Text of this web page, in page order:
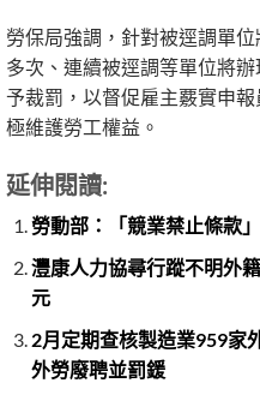
勞保局強調，針對被逕調單
多次、連續被逕調等單位將
予裁罰，以督促雇主覈實申
極維護勞工權益。
延伸閱讀:
勞動部：「競業禁止條款
灃康人力協尋行蹤不明外
元
2月定期查核製造業959家
外勞廢聘並罰鍰